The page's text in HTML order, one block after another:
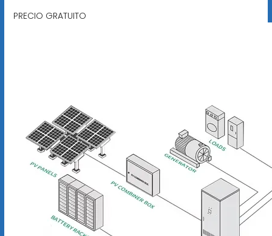
PRECIO GRATUITO